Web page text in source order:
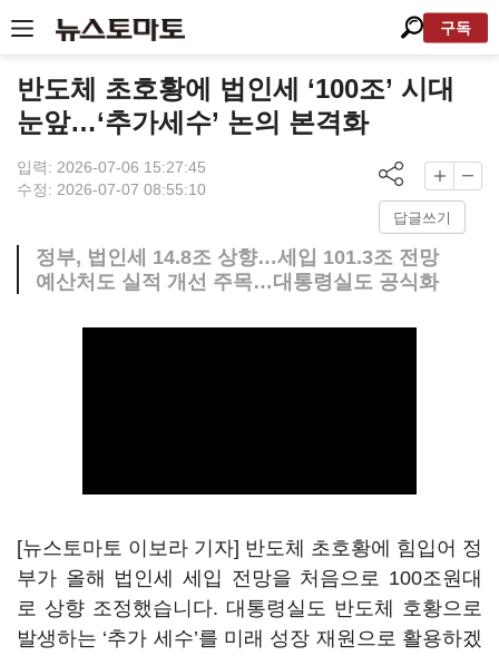
구독
반도체 초호황에 법인세 ‘100조’ 시대
눈앞…‘추가세수’ 논의 본격화
입력: 2026-07-06 15:27:45
수정: 2026-07-07 08:55:10
답글쓰기
정부, 법인세 14.8조 상향…세입 101.3조 전망
예산처도 실적 개선 주목…대통령실도 공식화
[뉴스토마토 이보라 기자] 반도체 초호황에 힘입어 정
부가 올해 법인세 세입 전망을 처음으로 100조원대
로 상향 조정했습니다. 대통령실도 반도체 호황으로
발생하는 ‘추가 세수’를 미래 성장 재원으로 활용하겠